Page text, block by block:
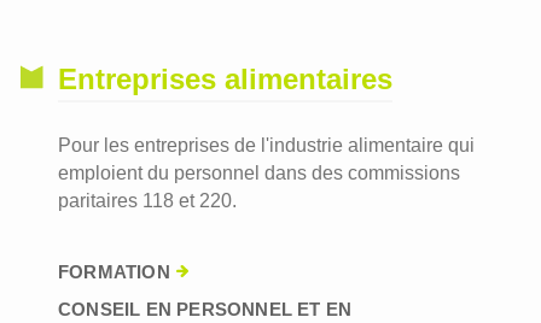
Entreprises alimentaires
Pour les entreprises de l'industrie alimentaire qui
emploient du personnel dans des commissions
paritaires 118 et 220.
FORMATION
CONSEIL EN PERSONNEL ET EN